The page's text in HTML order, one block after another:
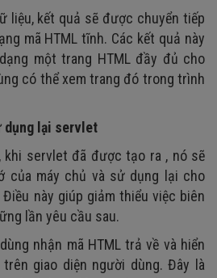
liệu, kết quả sẽ được chuyển tiếp
mã HTML tĩnh. Các kết quả này
một trang HTML đầy đủ cho
có thể xem trang đó trong trình
dụng lại servlet
servlet đã được tạo ra , nó sẽ
của máy chủ và sử dụng lại cho
này giúp giảm thiểu việc biên
lần yêu cầu sau.
nhận mã HTML trả về và hiển
giao diện người dùng. Đây là